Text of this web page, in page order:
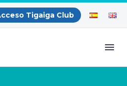
Tigaiga Club